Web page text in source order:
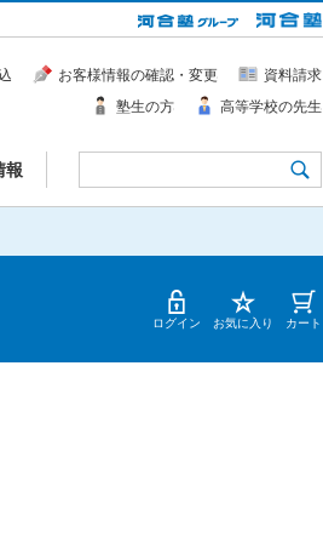
報
お客様情報の確認・変更
資料請求
塾生の方
高等学校の先生
ログイン お気に入り カート